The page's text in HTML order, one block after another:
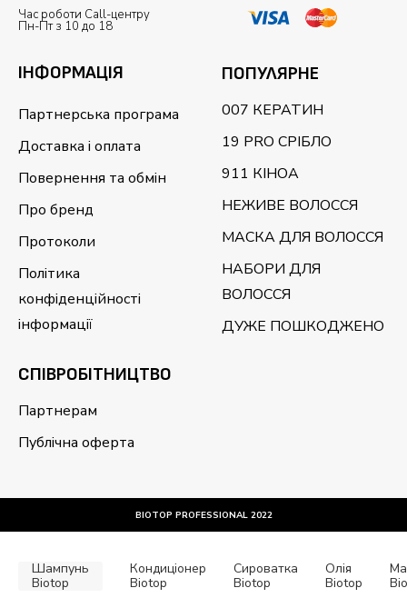
Час роботи Call-центру
Пн-Пт з 10 до 18
ІНФОРМАЦІЯ
Партнерська програма
Доставка і оплата
Повернення та обмін
Про бренд
Протоколи
Політика
конфіденційності
інформації
ПОПУЛЯРНЕ
007 КЕРАТИН
19 PRO СРІБЛО
911 КІНОА
НЕЖИВЕ ВОЛОССЯ
МАСКА ДЛЯ ВОЛОССЯ
НАБОРИ ДЛЯ
ВОЛОССЯ
ДУЖЕ ПОШКОДЖЕНО
CПІВРОБІТНИЦТВО
Партнерам
Публічна оферта
BIOTOP PROFESSIONAL 2022
Шампунь
Biotop
Кондиціонер
Biotop
Сироватка
Biotop
Олія
Biotop